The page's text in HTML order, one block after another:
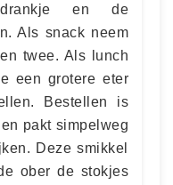
en de
Als snack neem
twee. Als lunch
een grotere eter
Bestellen is
pakt simpelweg
Deze smikkel
ober de stokjes